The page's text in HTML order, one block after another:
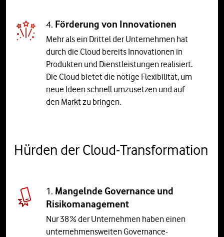
4. Förderung von Innovationen
Mehr als ein Drittel der Unternehmen hat
durch die Cloud bereits Innovationen in
Produkten und Dienstleistungen realisiert.
Die Cloud bietet die nötige Flexibilität, um
neue Ideen schnell umzusetzen und auf
den Markt zu bringen.
Hürden der Cloud-Transformation
1. Mangelnde Governance und
Risikomanagement
Nur 38 % der Unternehmen haben einen
unternehmensweiten Governance-